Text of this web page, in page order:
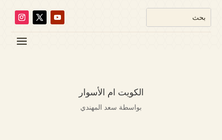
الكويت ام الأسوار
بواسطة سعد المهندي